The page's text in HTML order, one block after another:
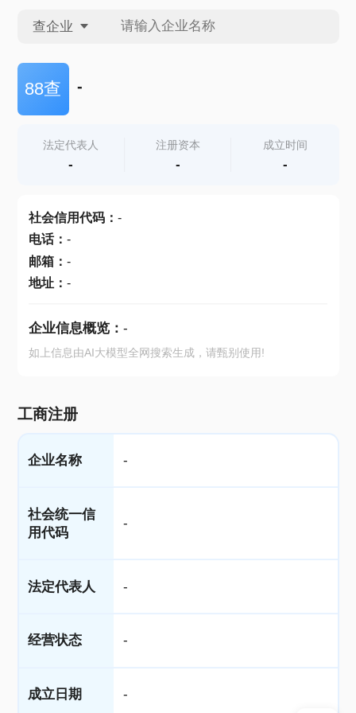
查企业
查企业
查产地
88查 -
法定代表人
-
注册资本
-
成立时间
-
社会信用代码： -
电话： -
邮箱： -
地址： -
企业信息概览： -
如上信息由AI大模型全网搜索生成，请甄别使用!
工商注册
企业名称 -
社会统一信
用代码
-
法定代表人 -
经营状态 -
成立日期 -